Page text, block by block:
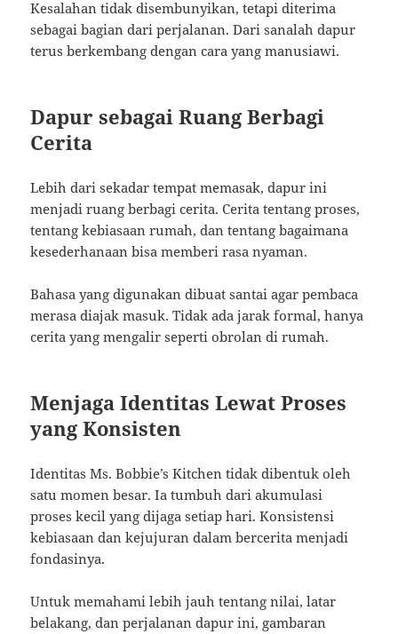
Kesalahan tidak disembunyikan, tetapi diterima
sebagai bagian dari perjalanan. Dari sanalah dapur
terus berkembang dengan cara yang manusiawi.
Dapur sebagai Ruang Berbagi
Cerita
Lebih dari sekadar tempat memasak, dapur ini
menjadi ruang berbagi cerita. Cerita tentang proses,
tentang kebiasaan rumah, dan tentang bagaimana
kesederhanaan bisa memberi rasa nyaman.
Bahasa yang digunakan dibuat santai agar pembaca
merasa diajak masuk. Tidak ada jarak formal, hanya
cerita yang mengalir seperti obrolan di rumah.
Menjaga Identitas Lewat Proses
yang Konsisten
Identitas Ms. Bobbie’s Kitchen tidak dibentuk oleh
satu momen besar. Ia tumbuh dari akumulasi
proses kecil yang dijaga setiap hari. Konsistensi
kebiasaan dan kejujuran dalam bercerita menjadi
fondasinya.
Untuk memahami lebih jauh tentang nilai, latar
belakang, dan perjalanan dapur ini, gambaran